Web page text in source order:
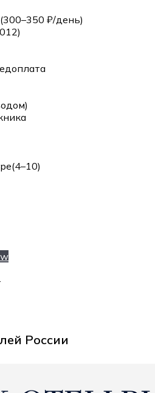
₽/день)
России